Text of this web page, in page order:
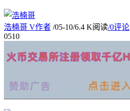
浩楠哥 V作者 /05-10/6.4 K阅读/0评论
0510